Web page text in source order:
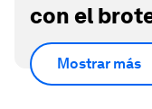
con el
Mostrar más